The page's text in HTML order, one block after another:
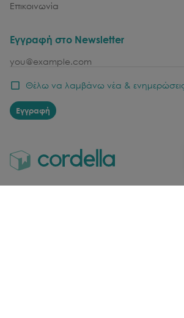
Επικοινωνία
Εγγραφή στο Newsletter
email
Θέλω να λαμβάνω νέα &
Εγγραφή